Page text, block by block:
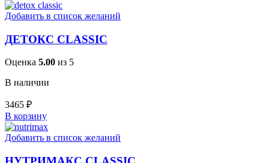
Добавить в список желаний
ДЕТОКС CLASSIC
Оценка 5.00 из 5
В наличии
3465 ₽
В корзину
Добавить в список желаний